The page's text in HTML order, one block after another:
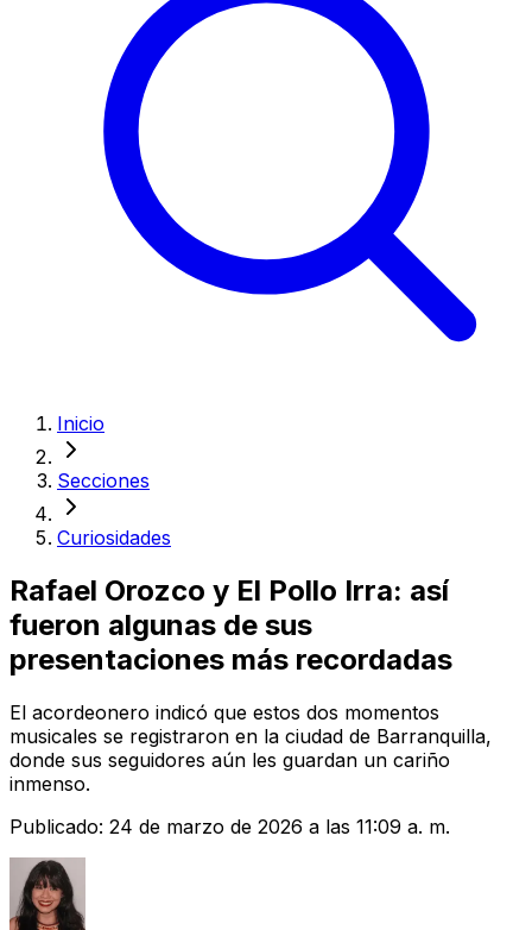
Inicio
Secciones
Curiosidades
Rafael Orozco y El Pollo Irra: así
fueron algunas de sus
presentaciones más recordadas
El acordeonero indicó que estos dos momentos
musicales se registraron en la ciudad de Barranquilla,
donde sus seguidores aún les guardan un cariño
inmenso.
Publicado: 24 de marzo de 2026 a las 11:09 a. m.